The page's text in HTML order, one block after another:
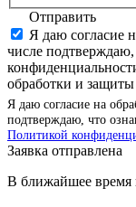
Отправить
Я даю согласие
числе
обработки и
Я даю согласие на
подтверждаю, что
Политикой
Заявка отправлена
В ближайшее время